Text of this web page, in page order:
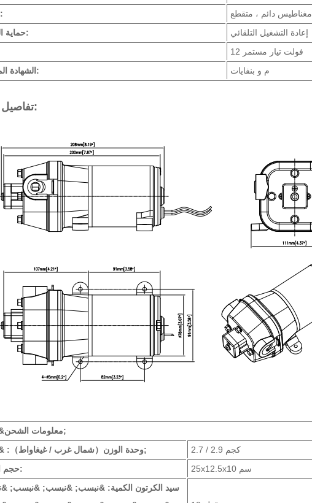
محرك:
مغناطيس دائم ، متقطع
حماية الواجب:
إعادة التشغيل التلقائي
12 فولت تيار مستمر
الشهادة المعتمدة:
م و بنفايات
تفاصيل المنتج:
معلومات الشحن&نبسب;
وحدة الوزن （شمال غرب / غيغاواط） : &نبسب;
2.7 / 2.9 كجم
حجم الوحدة:
25x12.5x10 سم
سيد الكرتون الكمية: &نبسب; &نبسب; &نبسب;